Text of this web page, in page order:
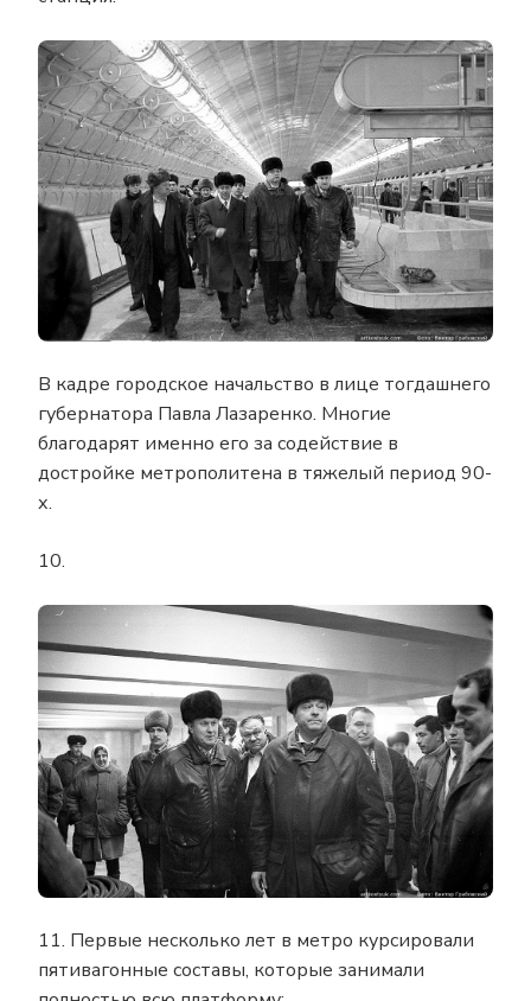
В кадре городское начальство в лице тогдашнего
губернатора Павла Лазаренко. Многие
благодарят именно его за содействие в
достройке метрополитена в тяжелый период 90-
х.
10.
11. Первые несколько лет в метро курсировали
пятивагонные составы, которые занимали